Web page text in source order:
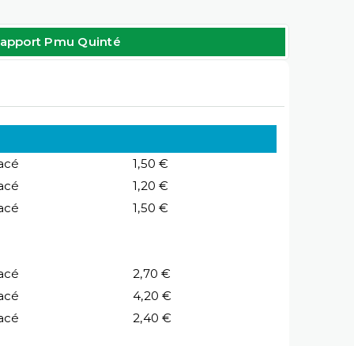
Pmu Quinté
1,50 €
1,20 €
1,50 €
2,70 €
4,20 €
2,40 €